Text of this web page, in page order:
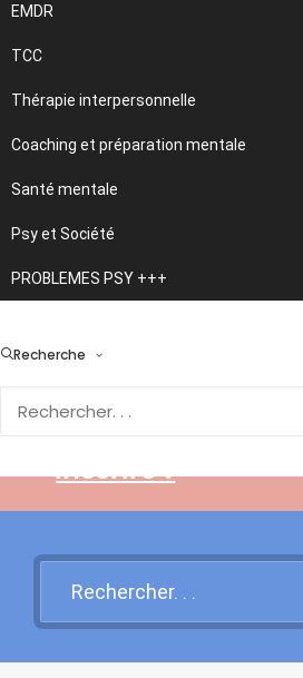
EMDR
TCC
Thérapie interpersonnelle
Coaching et préparation mentale
Santé mentale
Psy et Société
PROBLEMES PSY +++
Recherche
et santé mentale
Traitements et
psychothérapies
nouvelle
Rendez-vous sur
inscrire !